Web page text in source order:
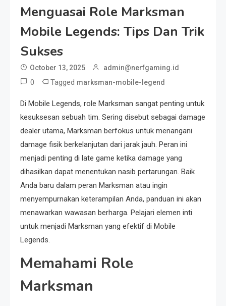
Menguasai Role Marksman
Mobile Legends: Tips Dan Trik
Sukses
October 13, 2025 admin@nerfgaming.id
0 Tagged marksman-mobile-legend
Di Mobile Legends, role Marksman sangat penting untuk
kesuksesan sebuah tim. Sering disebut sebagai damage
dealer utama, Marksman berfokus untuk menangani
damage fisik berkelanjutan dari jarak jauh. Peran ini
menjadi penting di late game ketika damage yang
dihasilkan dapat menentukan nasib pertarungan. Baik
Anda baru dalam peran Marksman atau ingin
menyempurnakan keterampilan Anda, panduan ini akan
menawarkan wawasan berharga. Pelajari elemen inti
untuk menjadi Marksman yang efektif di Mobile
Legends.
Memahami Role
Marksman